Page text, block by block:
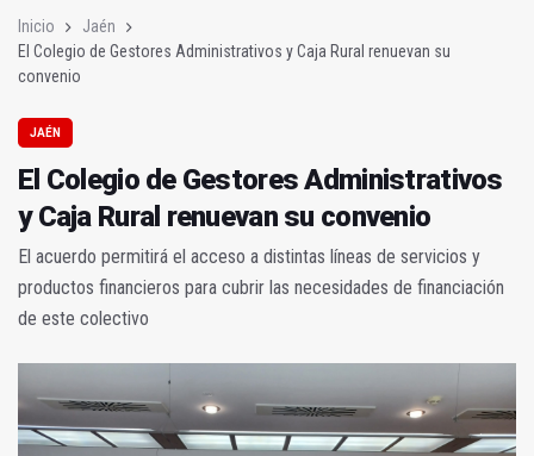
Inicio
Jaén
El Colegio de Gestores Administrativos y Caja Rural renuevan su
convenio
JAÉN
El Colegio de Gestores Administrativos
y Caja Rural renuevan su convenio
El acuerdo permitirá el acceso a distintas líneas de servicios y
productos financieros para cubrir las necesidades de financiación
de este colectivo